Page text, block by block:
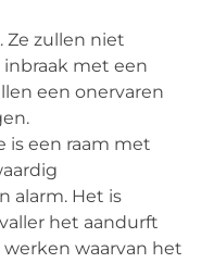
Ze zullen niet
met een
een onervaren
is een raam met
alarm. Het is
het aandurft
waarvan het